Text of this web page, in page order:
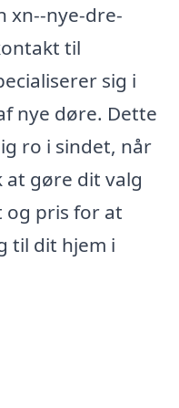
xn--nye-dre-
til
sig i
nye døre. Dette
ro i sindet, når
gøre dit valg
og pris for at
til dit hjem i